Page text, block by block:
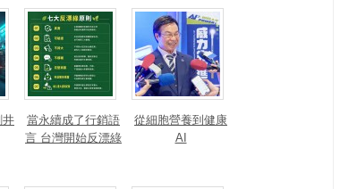
井
當永續成了行銷語
言 台灣開始反漂綠
從細胞營養到健康
AI